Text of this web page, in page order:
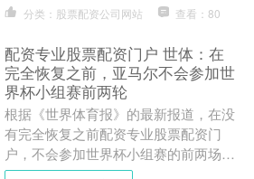
分类：股票配资公司网站 查看：80
配资专业股票配资门户 世体：在
完全恢复之前，亚马尔不会参加世
界杯小组赛前两轮
根据《世界体育报》的最新报道，在没
有完全恢复之前配资专业股票配资门
户，不会参加世界杯小组赛的前两场比
赛。 据报道，亚马尔正全力备战世界